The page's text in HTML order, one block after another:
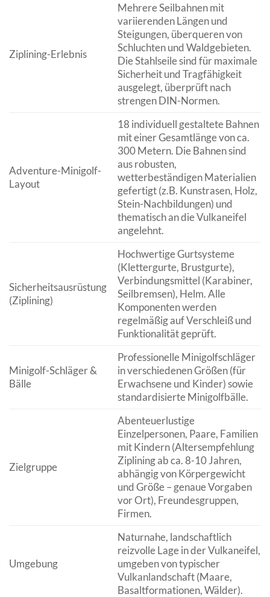
Ziplining-Erlebnis
Mehrere Seilbahnen mit
variierenden Längen und
Steigungen, überqueren von
Schluchten und Waldgebieten.
Die Stahlseile sind für maximale
Sicherheit und Tragfähigkeit
ausgelegt, überprüft nach
strengen DIN-Normen.
Adventure-Minigolf-
Layout
18 individuell gestaltete Bahnen
mit einer Gesamtlänge von ca.
300 Metern. Die Bahnen sind
aus robusten,
wetterbeständigen Materialien
gefertigt (z.B. Kunstrasen, Holz,
Stein-Nachbildungen) und
thematisch an die Vulkaneifel
angelehnt.
Sicherheitsausrüstung
(Ziplining)
Hochwertige Gurtsysteme
(Klettergurte, Brustgurte),
Verbindungsmittel (Karabiner,
Seilbremsen), Helm. Alle
Komponenten werden
regelmäßig auf Verschleiß und
Funktionalität geprüft.
Minigolf-Schläger &
Bälle
Professionelle Minigolfschläger
in verschiedenen Größen (für
Erwachsene und Kinder) sowie
standardisierte Minigolfbälle.
Zielgruppe
Abenteuerlustige
Einzelpersonen, Paare, Familien
mit Kindern (Altersempfehlung
Ziplining ab ca. 8-10 Jahren,
abhängig von Körpergewicht
und Größe – genaue Vorgaben
vor Ort), Freundesgruppen,
Firmen.
Umgebung
Naturnahe, landschaftlich
reizvolle Lage in der Vulkaneifel,
umgeben von typischer
Vulkanlandschaft (Maare,
Basaltformationen, Wälder).